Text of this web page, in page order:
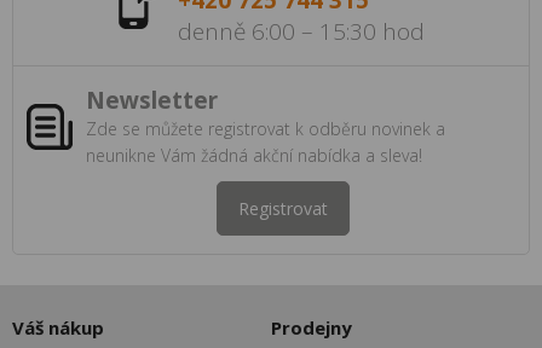
denně 6:00 – 15:30 hod
Newsletter
Zde se můžete registrovat k odběru novinek a
neunikne Vám žádná akční nabídka a sleva!
Registrovat
Váš nákup Prodejny